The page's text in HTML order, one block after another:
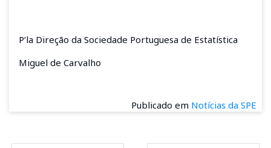
P’la Direção da Sociedade Portuguesa de Estatística
Miguel de Carvalho
Publicado em Notícias da SPE